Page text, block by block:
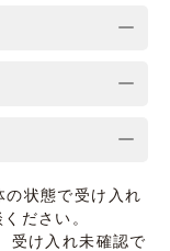
状態で受け入れ
ださい。
受け入れ未確認で